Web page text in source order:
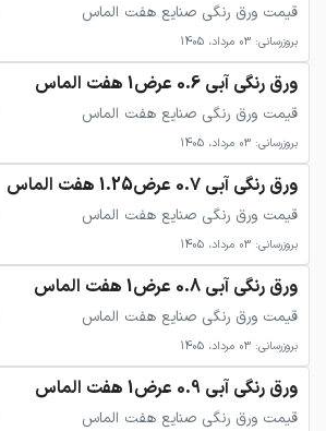
قیمت ورق رنگی صنایع هفت الماس
بروزرسانی: 03 مرداد، 1405
ورق رنگی آبی 0.6 عرض1 هفت الماس
قیمت ورق رنگی صنایع هفت الماس
بروزرسانی: 03 مرداد، 1405
ورق رنگی آبی 0.7 عرض1.25 هفت الماس
قیمت ورق رنگی صنایع هفت الماس
بروزرسانی: 03 مرداد، 1405
ورق رنگی آبی 0.8 عرض1 هفت الماس
قیمت ورق رنگی صنایع هفت الماس
بروزرسانی: 03 مرداد، 1405
ورق رنگی آبی 0.9 عرض1 هفت الماس
قیمت ورق رنگی صنایع هفت الماس